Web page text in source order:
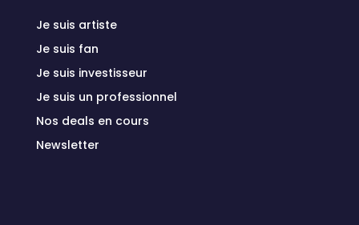
Je suis artiste
Je suis fan
Je suis investisseur
Je suis un professionnel
Nos deals en cours
Newsletter